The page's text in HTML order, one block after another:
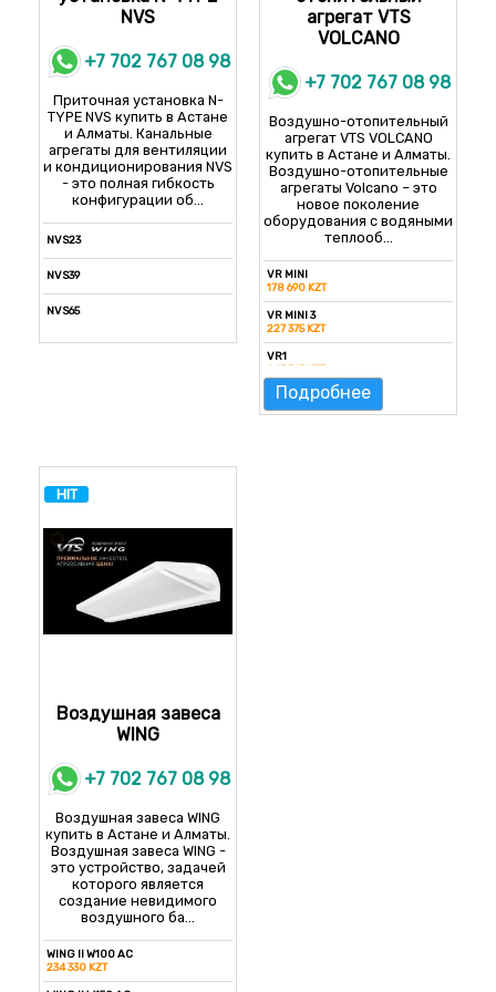
VVS500-R-FHVS
VVS650-R-FHVS
19 965 000 KZT
NVS
+7 702 767 08 98
Приточная установка N-
TYPE NVS купить в Астане
и Алматы. Канальные
агрегаты для вентиляции
и кондиционирования NVS
- это полная гибкость
конфигурации об...
NVS23
NVS39
NVS65
NVS80
агрегат VTS
VOLCANO
+7 702 767 08 98
Воздушно-отопительный
агрегат VTS VOLCANO
купить в Астане и Алматы.
Воздушно-отопительные
агрегаты Volcano – это
новое поколение
оборудования с водяными
теплооб...
VR MINI
178 690 KZT
VR MINI 3
227 375 KZT
VR1
245 565 KZT
VR2
270 710 KZT
Подробнее
HIT
Воздушная завеса
WING
+7 702 767 08 98
Воздушная завеса WING
купить в Астане и Алматы.
Воздушная завеса WING -
это устройство, задачей
которого является
создание невидимого
воздушного ба...
WING II W100 AC
234 330 KZT